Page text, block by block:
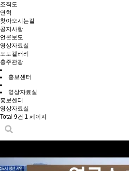
조직도
연혁
찾아오시는길
공지사항
언론보도
영상자료실
포토갤러리
충주관광
홍보센터
영상자료실
홍보센터
영상자료실
Total 9건 1 페이지